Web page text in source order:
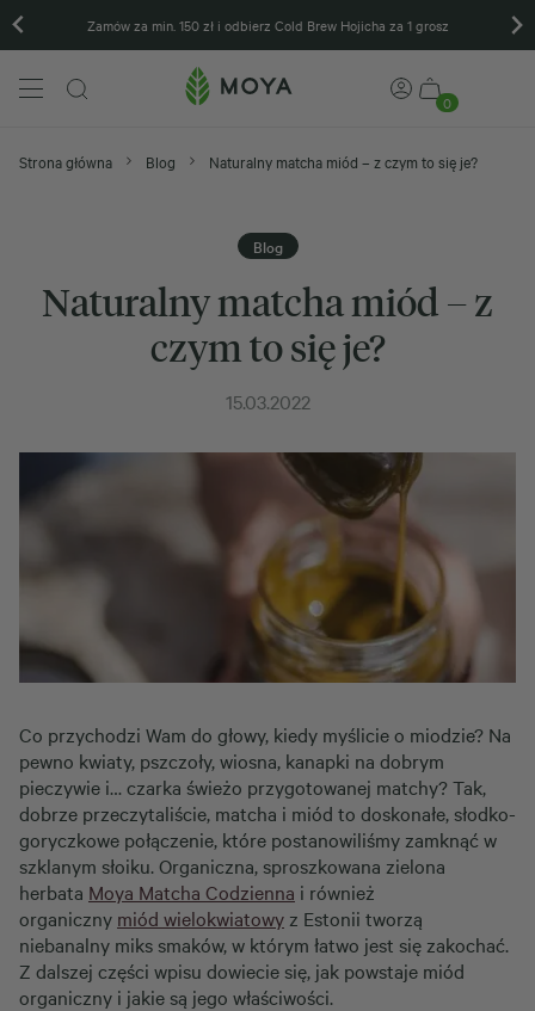
Zamów za min. 150 zł i odbierz Cold Brew Hojicha za 1 grosz
0
Strona główna Blog Naturalny matcha miód – z czym to się je?
Blog
Naturalny matcha miód – z
czym to się je?
15.03.2022
Co przychodzi Wam do głowy, kiedy myślicie o miodzie? Na
pewno kwiaty, pszczoły, wiosna, kanapki na dobrym
pieczywie i… czarka świeżo przygotowanej matchy? Tak,
dobrze przeczytaliście, matcha i miód to doskonałe, słodko-
goryczkowe połączenie, które postanowiliśmy zamknąć w
szklanym słoiku. Organiczna, sproszkowana zielona
herbata Moya Matcha Codzienna i również
organiczny miód wielokwiatowy z Estonii tworzą
niebanalny miks smaków, w którym łatwo jest się zakochać.
Z dalszej części wpisu dowiecie się, jak powstaje miód
organiczny i jakie są jego właściwości.